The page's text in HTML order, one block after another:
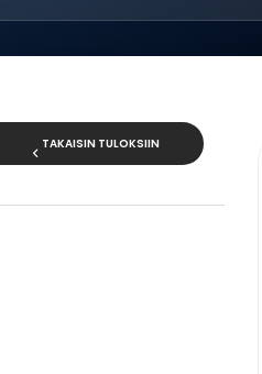
TAKAISIN TULOKSIIN